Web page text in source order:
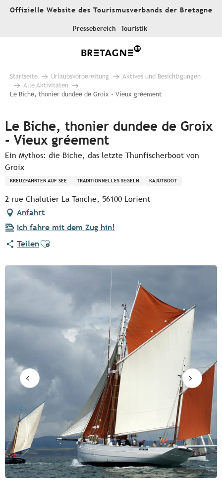
AllerOffizielle Website des Tourismusverbands der Bretagne
Pressebereich Touristik
Startseite Urlaubsvorbereitung
Aktives und Besichtigungen
Alle Aktivitäten
Le Biche, thonier dundee de Groix - Vieux gréement
Le Biche, thonier dundee de Groix
- Vieux gréement
Ein Mythos: die Biche, das letzte Thunfischerboot von
Groix
KREUZFAHRTEN AUF SEE TRADITIONNELLES SEGELN KAJÜTBOOT
2 rue Chalutier La Tanche, 56100 Lorient
Anfahrt
Ich fahre mit dem Zug hin!
TeilenAjouter aux favoris